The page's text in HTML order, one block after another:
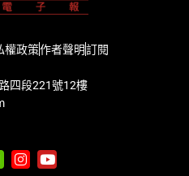
權政策作者聲明訂閱
四段221號12樓